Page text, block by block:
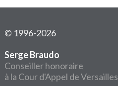
© 1996-2026
Serge Braudo
Conseiller honoraire
à la Cour d'Appel de Versailles